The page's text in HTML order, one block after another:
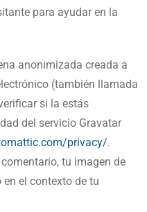
para ayudar en la
anonimizada creada a
(también llamada
si la estás
del servicio Gravatar
privacy/.
tu imagen de
el contexto de tu